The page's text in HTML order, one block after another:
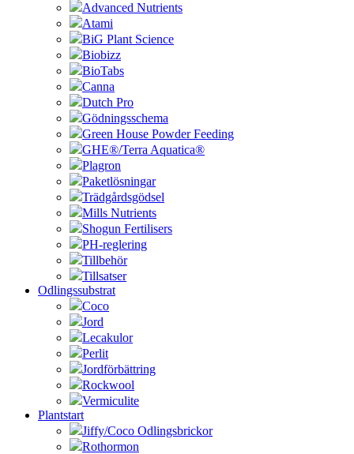
Advanced Nutrients
Atami
BiG Plant Science
Biobizz
BioTabs
Canna
Dutch Pro
Gödningsschema
Green House Powder Feeding
GHE®/Terra Aquatica®
Plagron
Paketlösningar
Trädgårdsgödsel
Mills Nutrients
Shogun Fertilisers
PH-reglering
Tillbehör
Tillsatser
Odlingssubstrat
Coco
Jord
Lecakulor
Perlit
Jordförbättring
Rockwool
Vermiculite
Plantstart
Jiffy/Coco Odlingsbrickor
Rothormon